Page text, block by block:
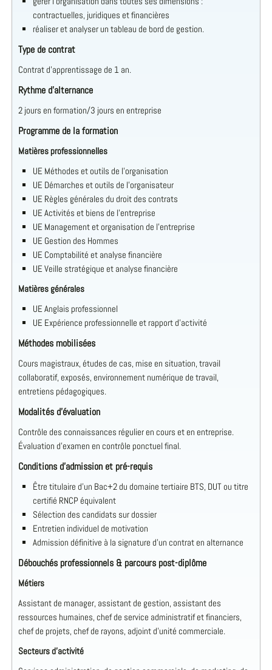
contractuelles, juridiques et financières
réaliser et analyser un tableau de bord de gestion.
Type de contrat
Contrat d'apprentissage de 1 an.
Rythme d'alternance
2 jours en formation/3 jours en entreprise
Programme de la formation
Matières professionnelles
UE Méthodes et outils de l’organisation
UE Démarches et outils de l’organisateur
UE Règles générales du droit des contrats
UE Activités et biens de l’entreprise
UE Management et organisation de l’entreprise
UE Gestion des Hommes
UE Comptabilité et analyse financière
UE Veille stratégique et analyse financière
Matières générales
UE Anglais professionnel
UE Expérience professionnelle et rapport d’activité
Méthodes mobilisées
Cours magistraux, études de cas, mise en situation, travail
collaboratif, exposés, environnement numérique de travail,
entretiens pédagogiques.
Modalités d’évaluation
Contrôle des connaissances régulier en cours et en entreprise.
Évaluation d’examen en contrôle ponctuel final.
Conditions d’admission et pré-requis
Être titulaire d’un Bac+2 du domaine tertiaire BTS, DUT ou titre
certifié RNCP équivalent
Sélection des candidats sur dossier
Entretien individuel de motivation
Admission définitive à la signature d’un contrat en alternance
Débouchés professionnels & parcours post-diplôme
Métiers
Assistant de manager, assistant de gestion, assistant des
ressources humaines, chef de service administratif et financiers,
chef de projets, chef de rayons, adjoint d’unité commerciale.
Secteurs d’activité